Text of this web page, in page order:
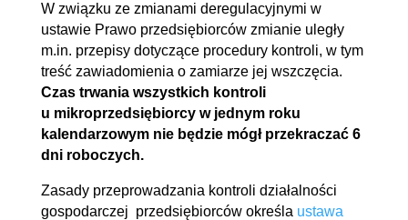
W związku ze zmianami deregulacyjnymi w
ustawie Prawo przedsiębiorców zmianie uległy
m.in. przepisy dotyczące procedury kontroli, w tym
treść zawiadomienia o zamiarze jej wszczęcia.
Czas trwania wszystkich kontroli
u mikroprzedsiębiorcy w jednym roku
kalendarzowym nie będzie mógł przekraczać 6
dni roboczych.
Zasady przeprowadzania kontroli działalności
gospodarczej przedsiębiorców określa ustawa